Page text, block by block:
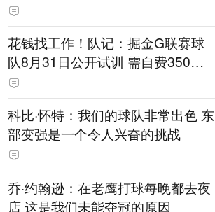
花钱找工作！队记：掘金G联赛球
队8月31日公开试训 需自费350美
元
科比·怀特：我们的球队非常出色 东
部变强是一个令人兴奋的挑战
乔·约翰逊：在老鹰打球每晚都去夜
店 这是我们未能夺冠的原因